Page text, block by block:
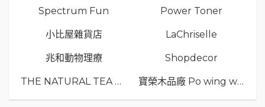
Spectrum Fun Power Toner
小比屋雜貨店 LaChriselle
兆和動物理療 Shopdecor
THE NATURAL TEA Co. 寶榮木品廠 Po wing wood